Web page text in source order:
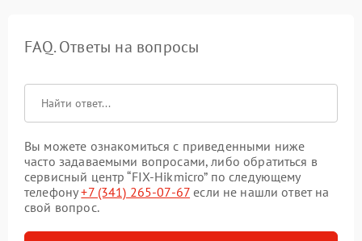
FAQ. Ответы на вопросы
Вы можете ознакомиться с приведенными ниже
часто задаваемыми вопросами, либо обратиться в
сервисный центр “FIX-Hikmicro” по следующему
телефону+7 (341) 265-07-67 если не нашли ответ на
свой вопрос.